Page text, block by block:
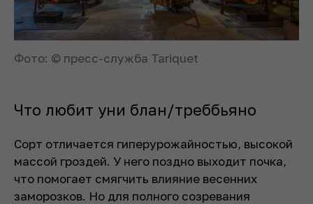
Фото: © пресс-служба Tariquet
Что любит уни блан/треббьяно
Сорт отличается гиперурожайностью, высокой
массой гроздей. У него поздно выходит почка,
что помогает смягчить влияние весенних
заморозков. Но для полного созревания